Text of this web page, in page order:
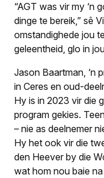
“AGT was vir my ‘n
dinge te bereik,” sê
omstandighede jou
geleentheid, glo in
Jason Baartman, ‘n
in Ceres en oud-
Hy is in 2023 vir die
program gekies.
– nie as deelnemer
Hy het ook vir die
den Heever by die
wat hom nou baie